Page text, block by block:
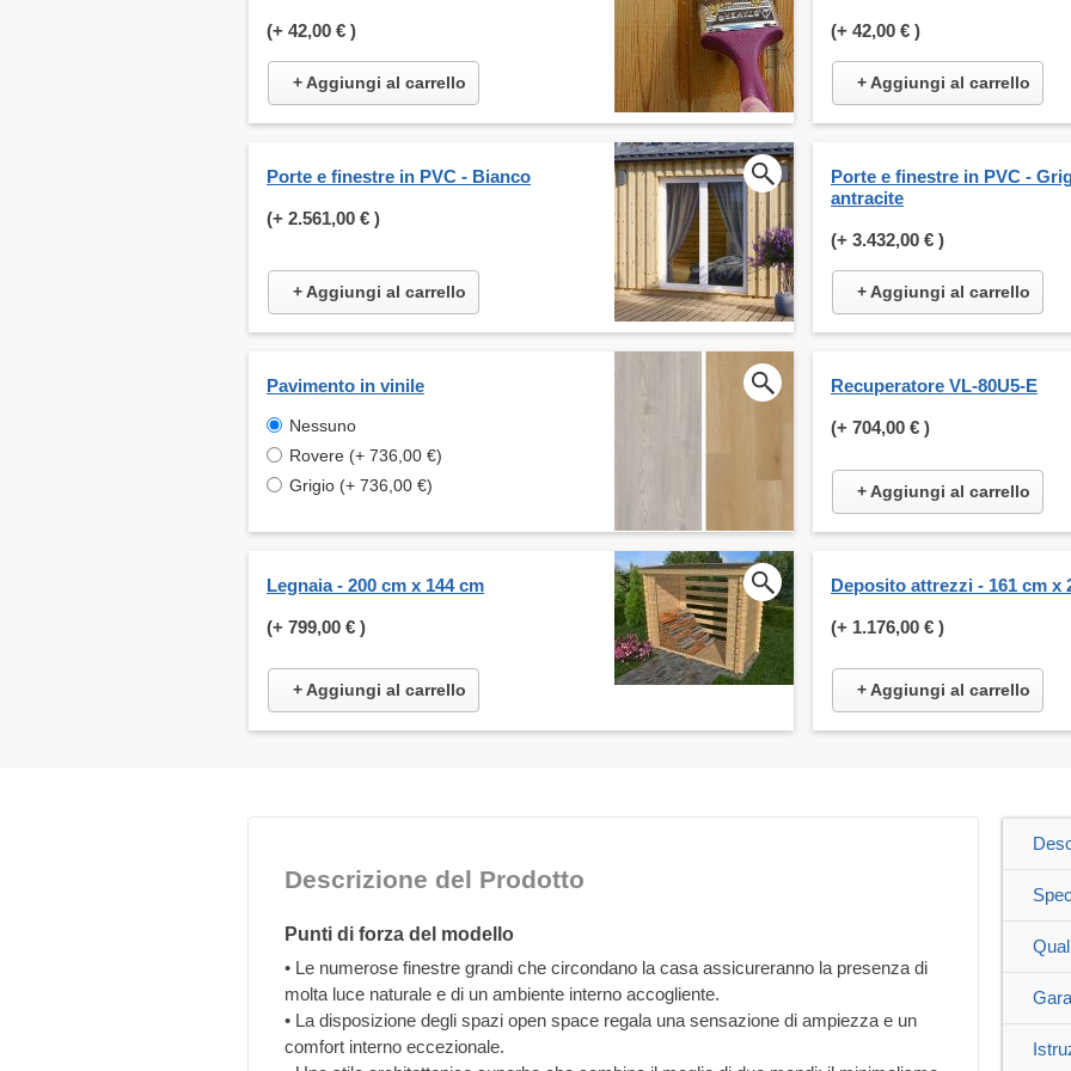
(+ 42,00 € )
+ Aggiungi al carrello
(+ 42,00 € )
+ Aggiungi al carrello
Porte e finestre in PVC - Bianco
(+ 2.561,00 € )
+ Aggiungi al carrello
Porte e finestre in PVC -
antracite
(+ 3.432,00 € )
+ Aggiungi al carrello
Pavimento in vinile
Nessuno
Rovere (+ 736,00 €)
Grigio (+ 736,00 €)
Recuperatore VL-80U5-E
(+ 704,00 € )
+ Aggiungi al carrello
Legnaia - 200 cm x 144 cm
(+ 799,00 € )
+ Aggiungi al carrello
Deposito attrezzi - 161 cm x
(+ 1.176,00 € )
+ Aggiungi al carrello
Descrizione del Prodotto
Punti di forza del modello
• Le numerose finestre grandi che circondano la casa assicureranno la presenza di
molta luce naturale e di un ambiente interno accogliente.
• La disposizione degli spazi open space regala una sensazione di ampiezza e un
comfort interno eccezionale.